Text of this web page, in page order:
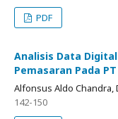
PDF
Analisis Data
Pemasaran Pada
Alfonsus Aldo Chandra,
142-150